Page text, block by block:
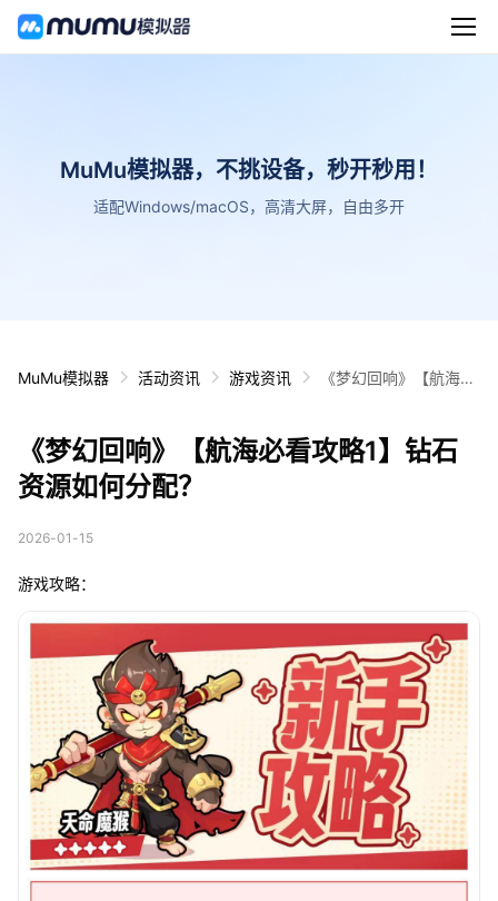
MuMu模拟器，不挑设备，秒开秒用！
适配Windows/macOS，高清大屏，自由多开
MuMu模拟器 活动资讯 游戏资讯
《梦幻回响》【航海必
《梦幻回响》【航海必看攻略1】钻石
资源如何分配？
2026-01-15
游戏攻略：